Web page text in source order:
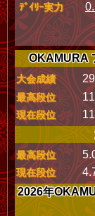
ﾃﾞｲﾘｰ実力
OKAMURA
大会成績
最高段位 11
現在段位
最高段位
現在段位
2026年